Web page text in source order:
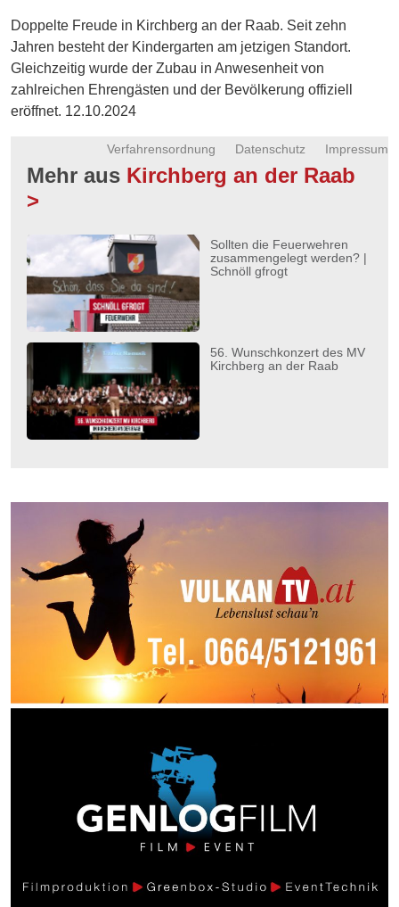
Schnöll
gfrogt
Zonen
Doppelte Freude in Kirchberg an der Raab. Seit zehn
Jahren besteht der Kindergarten am jetzigen Standort.
Gleichzeitig wurde der Zubau in Anwesenheit von
zahlreichen Ehrengästen und der Bevölkerung offiziell
eröffnet. 12.10.2024
Impressum
Datenschutz
Verfahrensordnung
Mehr aus Kirchberg an der Raab
>
Sollten die Feuerwehren
zusammengelegt werden? |
Schnöll gfrogt
56. Wunschkonzert des MV
Kirchberg an der Raab